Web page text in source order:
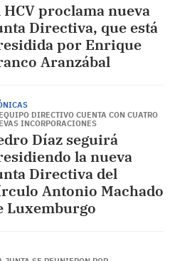
HCV proclama nueva
Directiva, que está
por Enrique
Aranzábal
DIRECTIVO CUENTA CON CUATRO
INCORPORACIONES
Díaz seguirá
la nueva
Directiva del
Antonio Machado
Luxemburgo